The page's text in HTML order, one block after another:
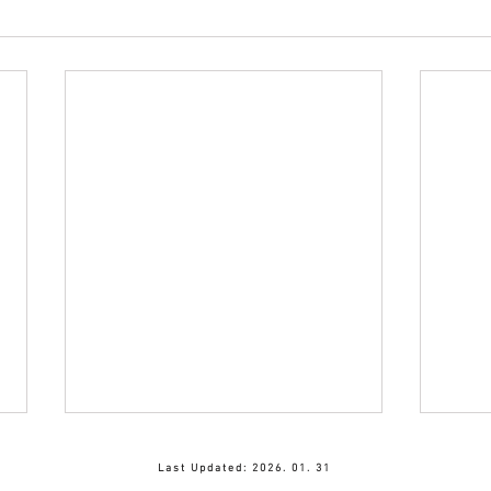
학생이 한국연구재단 '석사과
Last Updated: 2026. 01. 31